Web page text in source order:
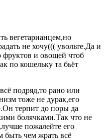
вегетарианцем,но
не хочу((( увольте.Да и
и овощей чтоб
по кошельку та бьёт
подряд,то рано или
тоже не дурак,его
терпит до поры да
болячками.Так что не
пожалейте его
быть чем жрать всё